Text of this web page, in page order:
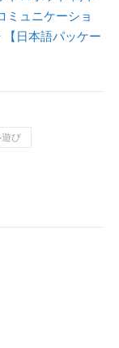
ミュニケーショ
日本語パッケー
び